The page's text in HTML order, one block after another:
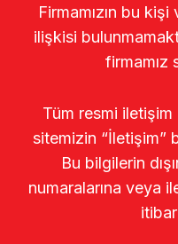
Firmamızın bu
ilişkisi
firmamız
Tüm resmi
sitemizin “İletişim”
Bu bilgilerin
numaralarına veya